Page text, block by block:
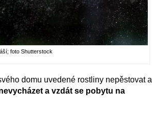
foto Shutterstock
domu uvedené rostliny nepěstovat a
a vzdát se pobytu na